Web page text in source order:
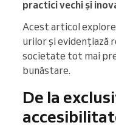
practici vechi și
Acest articol
urilor și evidențiază
societate tot mai
bunăstare.
De la